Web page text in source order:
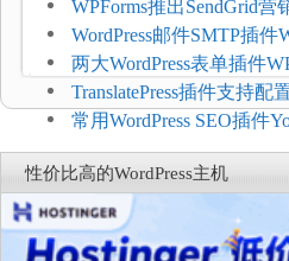
和主机自动备份等方案
WPForms推出SendGrid
系人自动同步
WordPress邮件SMTP插件
FluentSMT对比评测
两大WordPress表单插件
哪个好
TranslatePress插件支持配
常用WordPress SEO插件
One SEO对比分析
性价比高的WordPress主机